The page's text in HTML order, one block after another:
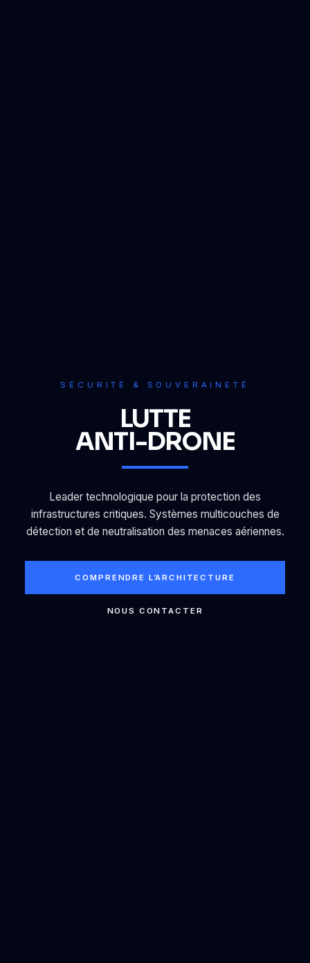
SÉCURITÉ & SOUVERAINETÉ
LUTTE
ANTI-DRONE
Leader technologique pour la protection des
infrastructures critiques. Systèmes multicouches de
détection et de neutralisation des menaces aériennes.
COMPRENDRE L’ARCHITECTURE
NOUS CONTACTER